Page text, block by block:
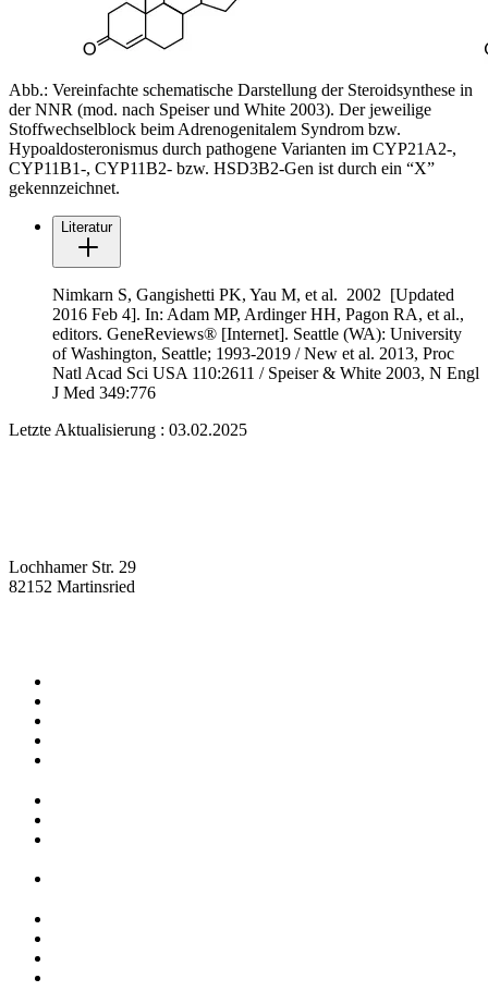
Abb.: Vereinfachte schematische Darstellung der Steroidsynthese in
der NNR (mod. nach Speiser und White 2003). Der jeweilige
Stoffwechselblock beim Adrenogenitalem Syndrom bzw.
Hypoaldosteronismus durch pathogene Varianten im CYP21A2-,
CYP11B1-, CYP11B2- bzw. HSD3B2-Gen ist durch ein “X”
gekennzeichnet.
Literatur
Nimkarn S, Gangishetti PK, Yau M, et al. 2002 [Updated
2016 Feb 4]. In: Adam MP, Ardinger HH, Pagon RA, et al.,
editors. GeneReviews® [Internet]. Seattle (WA): University
of Washington, Seattle; 1993-2019 / New et al. 2013, Proc
Natl Acad Sci USA 110:2611 / Speiser & White 2003, N Engl
J Med 349:776
Letzte Aktualisierung : 03.02.2025
Lochhamer Str. 29
82152 Martinsried